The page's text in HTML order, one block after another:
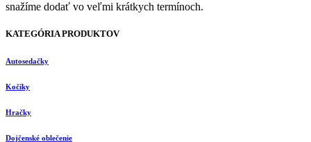
snažíme dodať vo veľmi krátkych termínoch.
KATEGÓRIA PRODUKTOV
Autosedačky
Kočíky
Hračky
Dojčenské oblečenie